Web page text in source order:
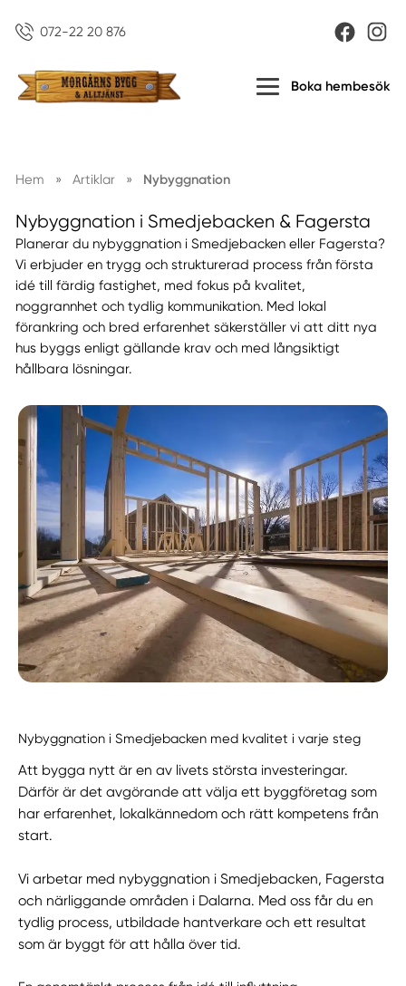
072-22 20 876
Boka hembesök
Hem » Artiklar » Nybyggnation
Nybyggnation i Smedjebacken & Fagersta
Planerar du nybyggnation i Smedjebacken eller Fagersta?
Vi erbjuder en trygg och strukturerad process från första
idé till färdig fastighet, med fokus på kvalitet,
noggrannhet och tydlig kommunikation. Med lokal
förankring och bred erfarenhet säkerställer vi att ditt nya
hus byggs enligt gällande krav och med långsiktigt
hållbara lösningar.
Nybyggnation i Smedjebacken med kvalitet i varje steg
Att bygga nytt är en av livets största investeringar.
Därför är det avgörande att välja ett byggföretag som
har erfarenhet, lokalkännedom och rätt kompetens från
start.
Vi arbetar med nybyggnation i Smedjebacken, Fagersta
och närliggande områden i Dalarna. Med oss får du en
tydlig process, utbildade hantverkare och ett resultat
som är byggt för att hålla över tid.